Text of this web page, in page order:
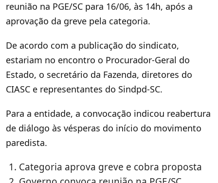
reunião na PGE/SC para 16/06, às 14h, após a
aprovação da greve pela categoria.
De acordo com a publicação do sindicato,
estariam no encontro o Procurador-Geral do
Estado, o secretário da Fazenda, diretores do
CIASC e representantes do Sindpd-SC.
Para a entidade, a convocação indicou reabertura
de diálogo às vésperas do início do movimento
paredista.
Categoria aprova greve e cobra proposta